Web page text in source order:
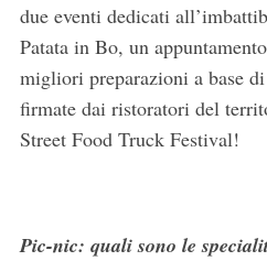
due eventi dedicati
Patata in Bo, un
migliori preparazioni a base
firmate dai ristoratori del
Street Food Truck Festival!
Pic-nic: quali sono le
r
c
a